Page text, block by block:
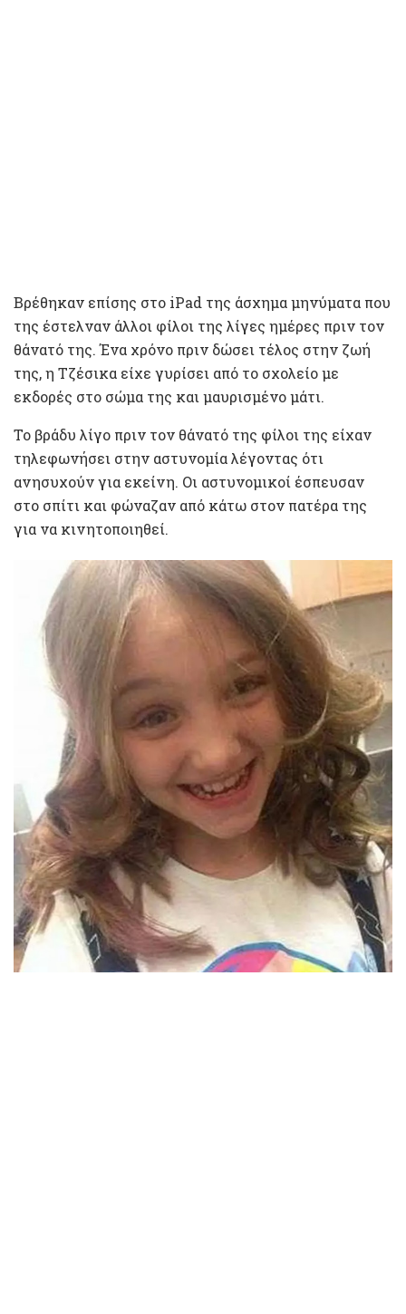
Βρέθηκαν επίσης στο iPad της άσχημα μηνύματα που
της έστελναν άλλοι φίλοι της λίγες ημέρες πριν τον
θάνατό της. Ένα χρόνο πριν δώσει τέλος στην ζωή
της, η Τζέσικα είχε γυρίσει από το σχολείο με
εκδορές στο σώμα της και μαυρισμένο μάτι.
Το βράδυ λίγο πριν τον θάνατό της φίλοι της είχαν
τηλεφωνήσει στην αστυνομία λέγοντας ότι
ανησυχούν για εκείνη. Οι αστυνομικοί έσπευσαν
στο σπίτι και φώναζαν από κάτω στον πατέρα της
για να κινητοποιηθεί.